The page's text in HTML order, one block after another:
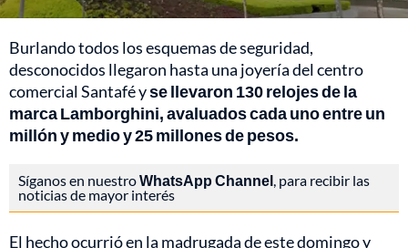
Burlando todos los esquemas de seguridad,
desconocidos llegaron hasta una joyería del centro
comercial Santafé yse llevaron 130 relojes de la
marca Lamborghini, avaluados cada uno entre un
millón y medio y 25 millones de pesos.
Síganos en nuestroWhatsApp Channel, para recibir las
noticias de mayor interés
El hecho ocurrió en la madrugada de este domingo y